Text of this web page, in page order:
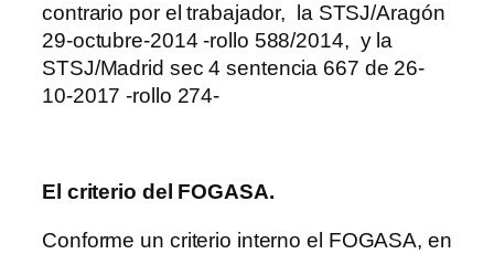
contrario por el trabajador, la STSJ/Aragón
29-octubre-2014 -rollo 588/2014, y la
STSJ/Madrid sec 4 sentencia 667 de 26-
10-2017 -rollo 274-
El criterio del FOGASA.
Conforme un criterio interno el FOGASA, en